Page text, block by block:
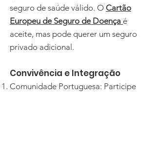
seguro de saúde válido. O Cartão
Europeu de Seguro de Doença é
aceite, mas pode querer um seguro
privado adicional.
Convivência e Integração
Comunidade Portuguesa: Participe